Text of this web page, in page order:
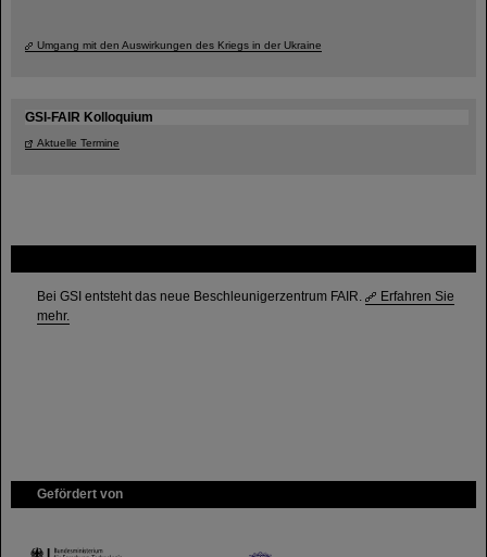
Bei GSI entsteht das neue Beschleunigerzentrum FAIR.
Erfahren Sie
mehr.
Gefördert von
HMWK
Umgang mit den Auswirkungen des Kriegs in der Ukraine
GSI-FAIR Kolloquium
Aktuelle Termine